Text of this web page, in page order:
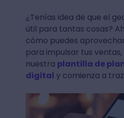
¿Tenías idea de que el
útil para tantas cosas?
cómo puedes
para impulsar tus
nuestra plantilla de
digital y comienza a